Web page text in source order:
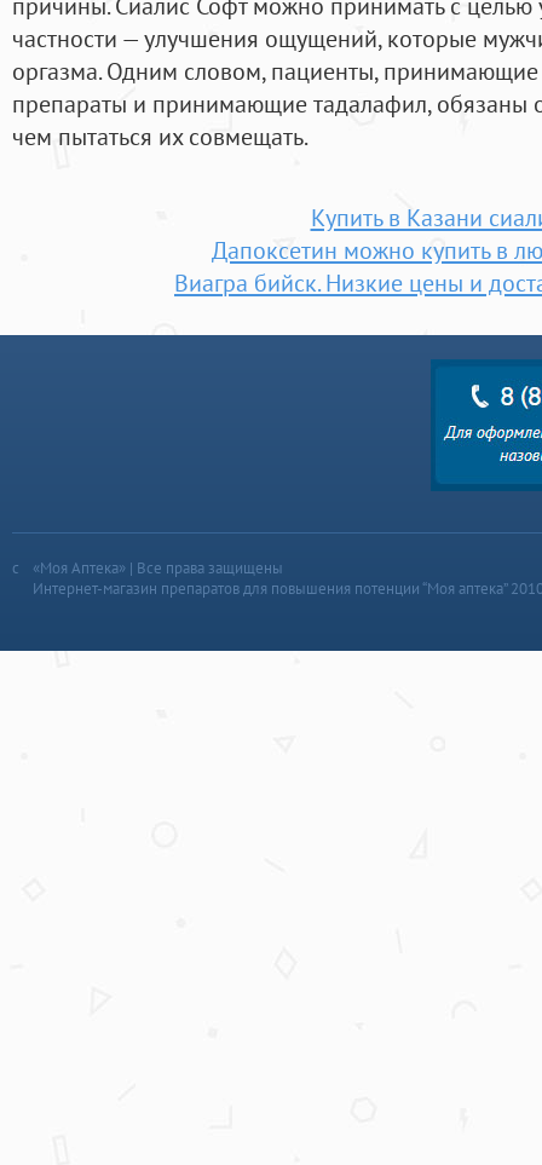
частности — улучшения ощущений, которые
оргазма. Одним словом, пациенты, принимающие
препараты и принимающие тадалафил, обязаны
чем пытаться их совмещать.
Купить в Казани
Дапоксетин можно купить в
Виагра бийск. Низкие цены и
«Моя Аптека» | Все права защищены
Интернет-магазин препаратов для повышения потенции “Моя аптека”